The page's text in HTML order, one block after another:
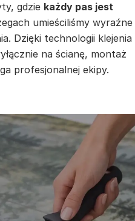
gdzie każdy pas jest
umieściliśmy wyraźne
Dzięki technologii klejenia
na ścianę, montaż
profesjonalnej ekipy.